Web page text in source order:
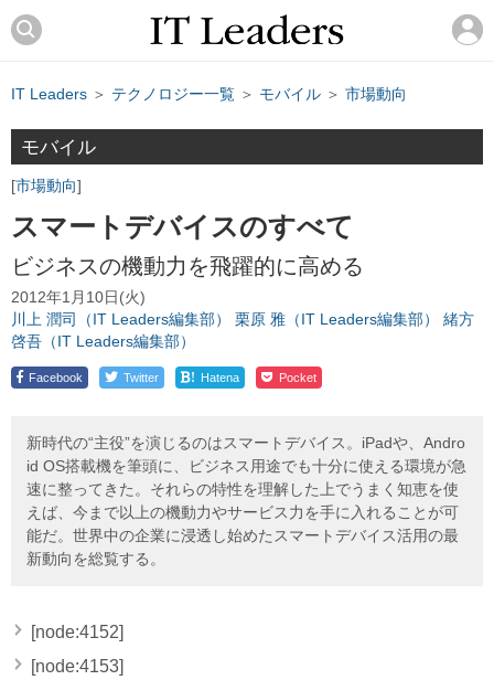
IT Leaders ＞ テクノロジー一覧 ＞ モバイル ＞ 市場動向
モバイル
市場動向
スマートデバイスのすべて
ビジネスの機動力を飛躍的に高める
2012年1月10日(火)
川上 潤司（IT Leaders編集部）
栗原 雅（IT Leaders編集部）
緒方
啓吾（IT Leaders編集部）
Facebook Twitter ! Hatena Pocket
新時代の“主役”を演じるのはスマートデバイス。iPadや、Andro
id OS搭載機を筆頭に、ビジネス用途でも十分に使える環境が急
速に整ってきた。それらの特性を理解した上でうまく知恵を使
えば、今まで以上の機動力やサービス力を手に入れることが可
能だ。世界中の企業に浸透し始めたスマートデバイス活用の最
新動向を総覧する。
[node:4152]
[node:4153]